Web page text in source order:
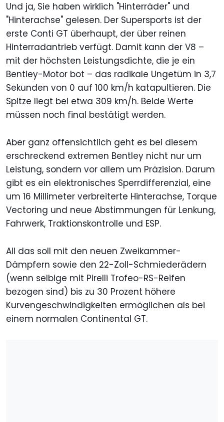
Und ja, Sie haben wirklich "Hinterräder" und
"Hinterachse" gelesen. Der Supersports ist der
erste Conti GT überhaupt, der über reinen
Hinterradantrieb verfügt. Damit kann der V8 –
mit der höchsten Leistungsdichte, die je ein
Bentley-Motor bot – das radikale Ungetüm in 3,7
Sekunden von 0 auf 100 km/h katapultieren. Die
Spitze liegt bei etwa 309 km/h. Beide Werte
müssen noch final bestätigt werden.
Aber ganz offensichtlich geht es bei diesem
erschreckend extremen Bentley nicht nur um
Leistung, sondern vor allem um Präzision. Darum
gibt es ein elektronisches Sperrdifferenzial, eine
um 16 Millimeter verbreiterte Hinterachse, Torque
Vectoring und neue Abstimmungen für Lenkung,
Fahrwerk, Traktionskontrolle und ESP.
All das soll mit den neuen Zweikammer-
Dämpfern sowie den 22-Zoll-Schmiederädern
(wenn selbige mit Pirelli Trofeo-RS-Reifen
bezogen sind) bis zu 30 Prozent höhere
Kurvengeschwindigkeiten ermöglichen als bei
einem normalen Continental GT.